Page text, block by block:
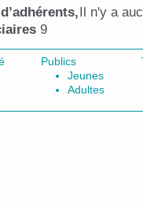
9
Il n'y a
Publics
Jeunes
Adultes